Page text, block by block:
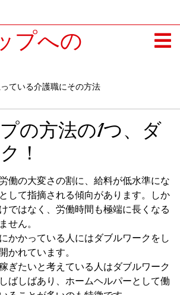
プへの
ている介護職にその方法
の方法の1つ、ダ
！
働の大変さの割に、給料が低水準にな
して指摘される傾向があります。しか
ではなく、労働時間も極端に長くなる
せん。
かかっている人にはダブルワークをし
かれています。
ぎたいと考えている人はダブルワーク
ばしばあり、ホームヘルパーとして働